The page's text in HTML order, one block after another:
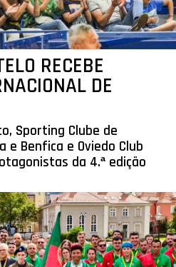
RECEBE
DE
Sporting Clube de
e Benfica e Oviedo Club
da 4.ª edição